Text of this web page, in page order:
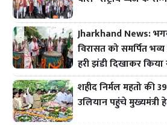
Jharkhand News:
विरासत को समर्पित
हरी झंडी दिखाकर किया
शहीद निर्मल महतो की
उलियान पहुंचे मुख्यमंत्री